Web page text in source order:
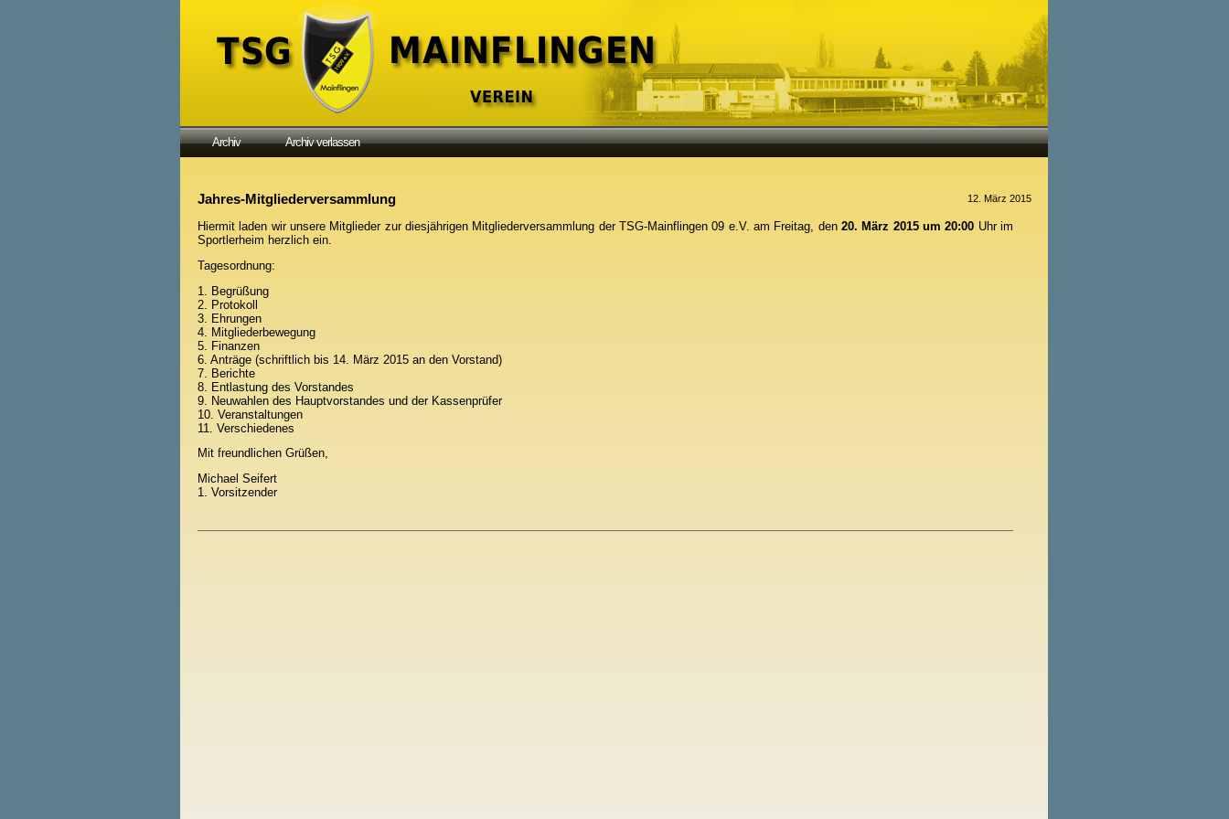
Archiv Archiv verlassen
Jahres-Mitgliederversammlung 12. März 2015
Hiermit laden wir unsere Mitglieder zur diesjährigen Mitgliederversammlung der TSG-Mainflingen 09 e.V. am Freitag, den 20. März 2015 um 20:00 Uhr im
Sportlerheim herzlich ein.
Tagesordnung:
1. Begrüßung
2. Protokoll
3. Ehrungen
4. Mitgliederbewegung
5. Finanzen
6. Anträge (schriftlich bis 14. März 2015 an den Vorstand)
7. Berichte
8. Entlastung des Vorstandes
9. Neuwahlen des Hauptvorstandes und der Kassenprüfer
10. Veranstaltungen
11. Verschiedenes
Mit freundlichen Grüßen,
Michael Seifert
1. Vorsitzender